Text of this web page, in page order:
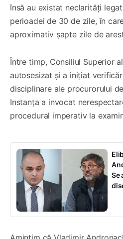
însă au existat neclarități
perioadei de 30 de zile, în
aproximativ șapte zile de
Între timp, Consiliul Superior
autosesizat și a inițiat
disciplinare ale procurorului
Instanța a invocat
procedural imperativ la
Se